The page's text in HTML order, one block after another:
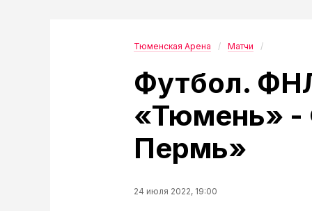
Тюменская Арена Матчи
Футбол.
«Тюмень»
Пермь»
24 июля 2022, 19:00